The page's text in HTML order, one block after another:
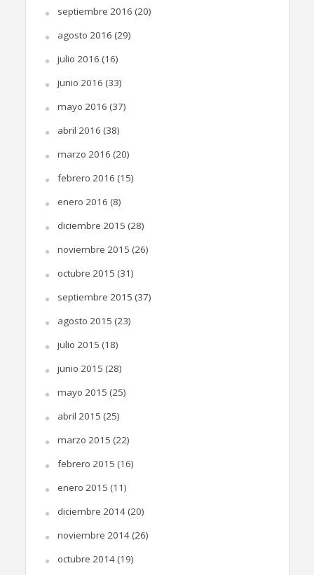
septiembre 2016 (20)
agosto 2016 (29)
julio 2016 (16)
junio 2016 (33)
mayo 2016 (37)
abril 2016 (38)
marzo 2016 (20)
febrero 2016 (15)
enero 2016 (8)
diciembre 2015 (28)
noviembre 2015 (26)
octubre 2015 (31)
septiembre 2015 (37)
agosto 2015 (23)
julio 2015 (18)
junio 2015 (28)
mayo 2015 (25)
abril 2015 (25)
marzo 2015 (22)
febrero 2015 (16)
enero 2015 (11)
diciembre 2014(20)
noviembre 2014(26)
octubre 2014(19)